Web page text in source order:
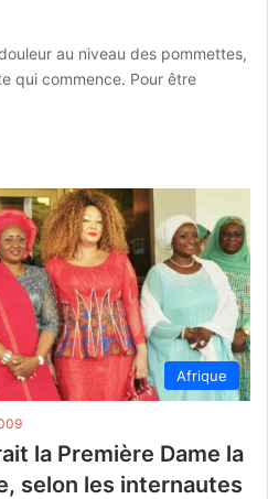
au niveau des pommettes,
qui commence. Pour être
Afrique
la Première Dame la
selon les internautes